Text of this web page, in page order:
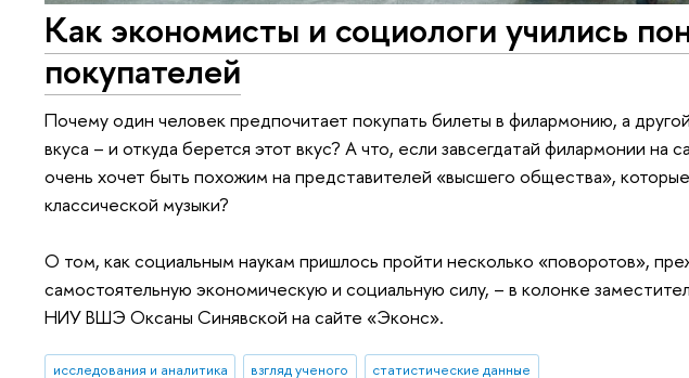
Как экономисты и социологи учились
покупателей
Почему один человек предпочитает покупать билеты в филармонию, а
вкуса – и откуда берется этот вкус? А что, если завсегдатай филармонии
очень хочет быть похожим на представителей «высшего общества»,
классической музыки?
О том, как социальным наукам пришлось пройти несколько «поворотов»,
самостоятельную экономическую и социальную силу, – в колонке
НИУ ВШЭ Оксаны Синявской на сайте «Эконс».
исследования и аналитика взгляд ученого статистические данные